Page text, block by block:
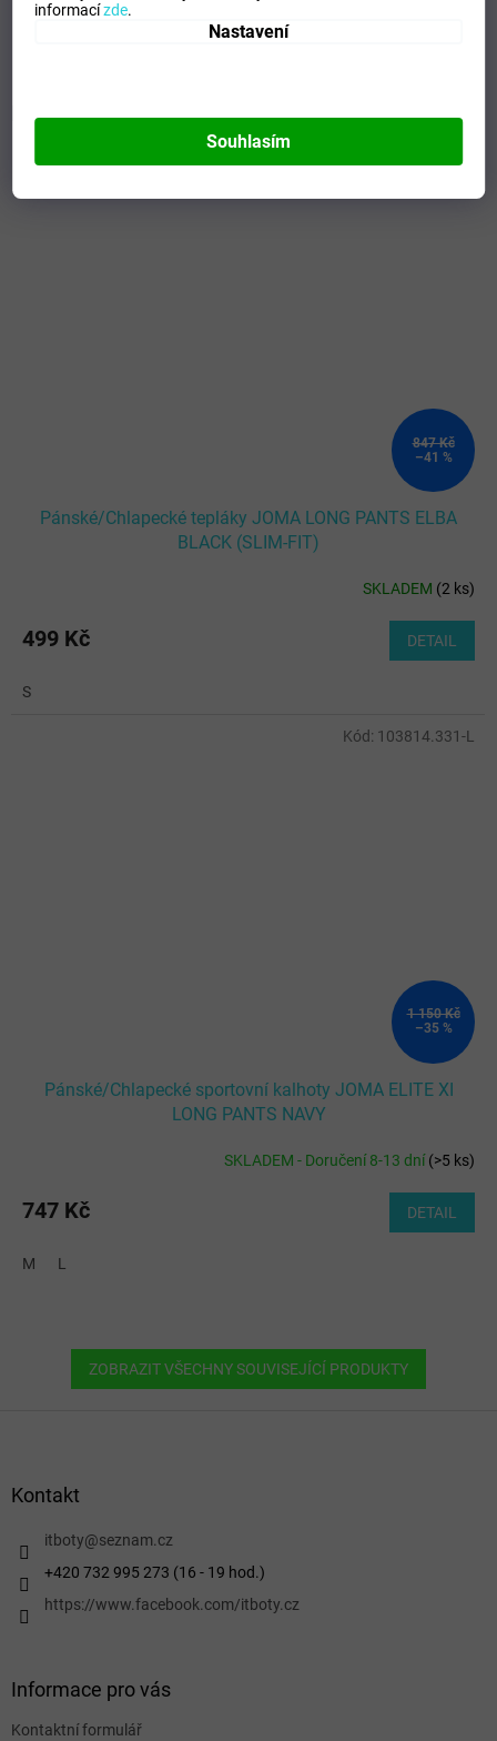
informacízde.
Nastavení
Souhlasím
Mohlo by se vám líbit
TOTÁLNÍ
847 Kč
–41 %
Pánské/Chlapecké tepláky JOMA LONG PANTS ELBA
BLACK (SLIM-FIT)
SKLADEM (2 ks)
499 Kč DETAIL
S
Kód:110352/100540.100_S/BLA
1 150 Kč
–35 %
Pánské/Chlapecké sportovní kalhoty JOMA ELITE XI
LONG PANTS NAVY
SKLADEM - Doručení 8-13 dní(>5 ks)
747 Kč DETAIL
M L
Kód: 103814.331-L
ZOBRAZIT VŠECHNY SOUVISEJÍCÍ PRODUKTY
101580.331
Kontakt
itboty@seznam.cz
+420 732 995 273 (16 - 19 hod.)
https://www.facebook.com/itboty.cz
Informace pro vás
Kontaktní formulář